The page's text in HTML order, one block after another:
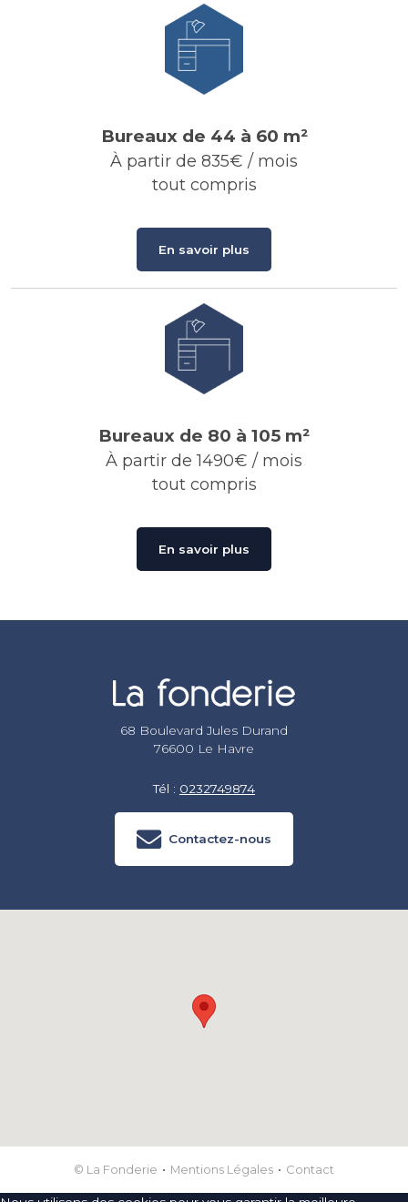
Bureaux de 44 à 60 m²
À partir de 835€ / mois
tout compris
En savoir plus
Bureaux de 80 à 105 m²
À partir de 1490€ / mois
tout compris
En savoir plus
68 Boulevard Jules Durand
76600 Le Havre
Tél : 0232749874
Contactez-nous
© La Fonderie Mentions Légales Contact